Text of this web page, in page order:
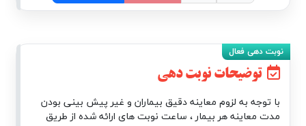
توضیحات نوبت دهی
با توجه به لزوم معاینه دقیق بیماران و غیر پیش بینی بودن
مدت معاینه هر بیمار ، ساعت نوبت های ارائه شده از طریق